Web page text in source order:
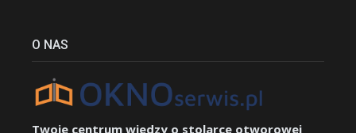
O NAS
Twoje centrum wiedzy o stolarce otworowej